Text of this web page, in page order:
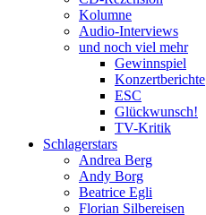
Kolumne
Audio-Interviews
und noch viel mehr
Gewinnspiel
Konzertberichte
ESC
Glückwunsch!
TV-Kritik
Schlagerstars
Andrea Berg
Andy Borg
Beatrice Egli
Florian Silbereisen